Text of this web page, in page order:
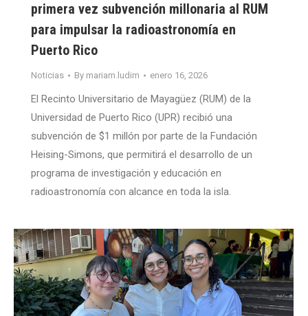
primera vez subvención millonaria al RUM
para impulsar la radioastronomía en
Puerto Rico
Noticias By mariam.ludim enero 16, 2026
El Recinto Universitario de Mayagüez (RUM) de la
Universidad de Puerto Rico (UPR) recibió una
subvención de $1 millón por parte de la Fundación
Heising-Simons, que permitirá el desarrollo de un
programa de investigación y educación en
radioastronomía con alcance en toda la isla.